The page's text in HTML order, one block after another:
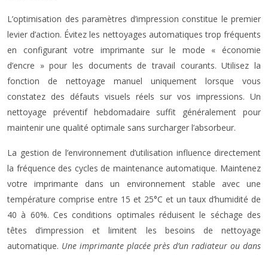
L’optimisation des paramètres d’impression constitue le premier
levier d’action. Évitez les nettoyages automatiques trop fréquents
en configurant votre imprimante sur le mode « économie
d’encre » pour les documents de travail courants. Utilisez la
fonction de nettoyage manuel uniquement lorsque vous
constatez des défauts visuels réels sur vos impressions. Un
nettoyage préventif hebdomadaire suffit généralement pour
maintenir une qualité optimale sans surcharger l’absorbeur.
La gestion de l’environnement d’utilisation influence directement
la fréquence des cycles de maintenance automatique. Maintenez
votre imprimante dans un environnement stable avec une
température comprise entre 15 et 25°C et un taux d’humidité de
40 à 60%. Ces conditions optimales réduisent le séchage des
têtes d’impression et limitent les besoins de nettoyage
automatique. Une imprimante placée près d’un radiateur ou dans